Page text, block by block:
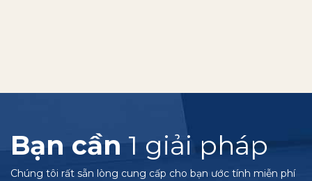
Bạn cần 1 giải pháp
Chúng tôi rất sẵn lòng cung cấp cho bạn ước tính miễn phí